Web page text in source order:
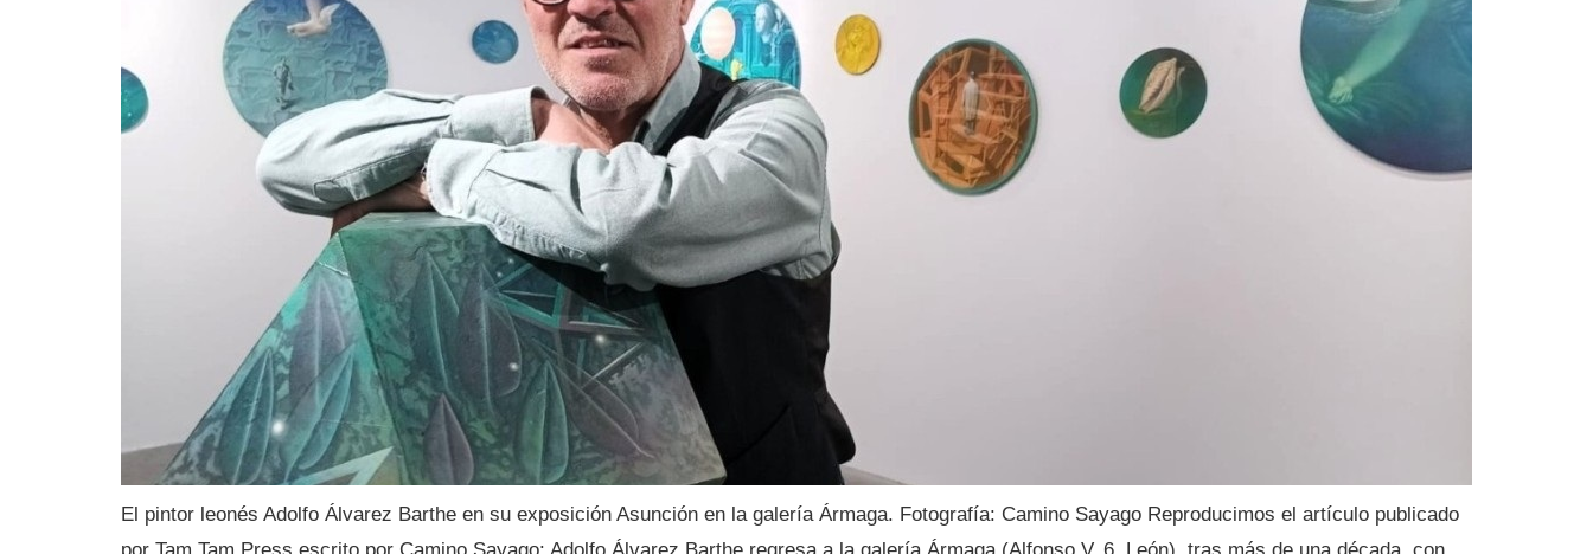
El pintor leonés Adolfo Álvarez Barthe en su exposición Asunción en la galería Ármaga. Fotografía: Camino Sayago Reproducimos el artículo publicado